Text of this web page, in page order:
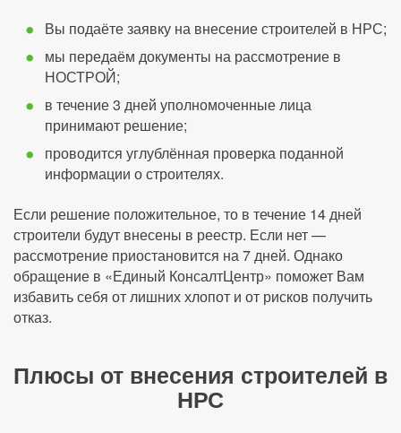
Вы подаёте заявку на внесение строителей в НРС;
мы передаём документы на рассмотрение в
НОСТРОЙ;
в течение 3 дней уполномоченные лица
принимают решение;
проводится углублённая проверка поданной
информации о строителях.
Если решение положительное, то в течение 14 дней
строители будут внесены в реестр. Если нет —
рассмотрение приостановится на 7 дней. Однако
обращение в «Единый КонсалтЦентр» поможет Вам
избавить себя от лишних хлопот и от рисков получить
отказ.
Плюсы от внесения строителей в
НРС